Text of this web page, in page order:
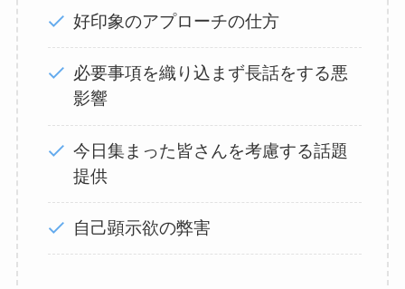
好印象のアプローチの仕方
必要事項を織り込まず長話をする悪
影響
今日集まった皆さんを考慮する話題
提供
自己顕示欲の弊害